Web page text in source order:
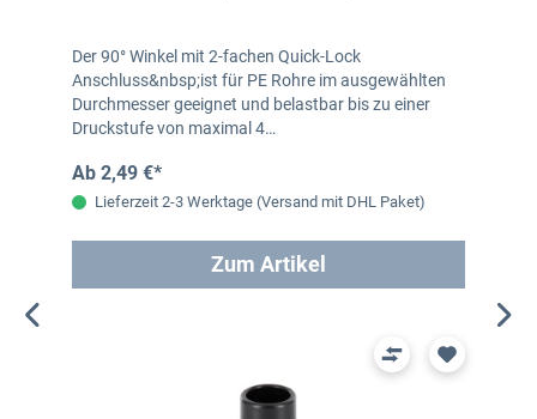
Der 90° Winkel mit 2-fachen Quick-Lock
Anschluss&nbsp;ist für PE Rohre im ausgewählten
Durchmesser geeignet und belastbar bis zu einer
Druckstufe von maximal 4…
Ab 2,49 €*
Lieferzeit 2-3 Werktage (Versand mit DHL Paket)
Zum Artikel